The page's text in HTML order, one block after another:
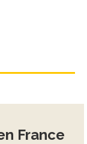
France